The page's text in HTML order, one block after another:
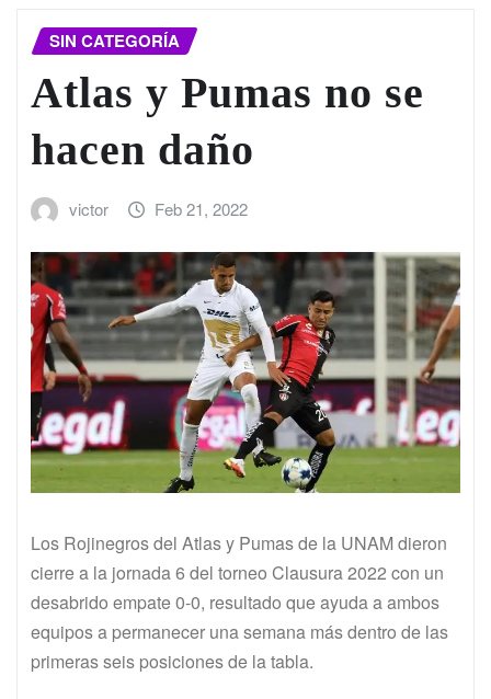
SIN CATEGORÍA
Atlas y Pumas no se
hacen daño
victor Feb 21, 2022
Los Rojinegros del Atlas y Pumas de la UNAM dieron
cierre a la jornada 6 del torneo Clausura 2022 con un
desabrido empate 0-0, resultado que ayuda a ambos
equipos a permanecer una semana más dentro de las
primeras seis posiciones de la tabla.